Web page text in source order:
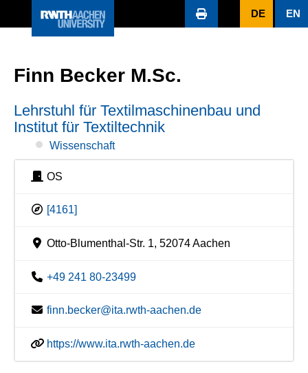
DE EN
Finn Becker M.Sc.
Lehrstuhl für Textilmaschinenbau und
Institut für Textiltechnik
Wissenschaft
OS
[4161]
Otto-Blumenthal-Str. 1, 52074 Aachen
+49 241 80-23499
finn.becker@ita.rwth-aachen.de
https://www.ita.rwth-aachen.de